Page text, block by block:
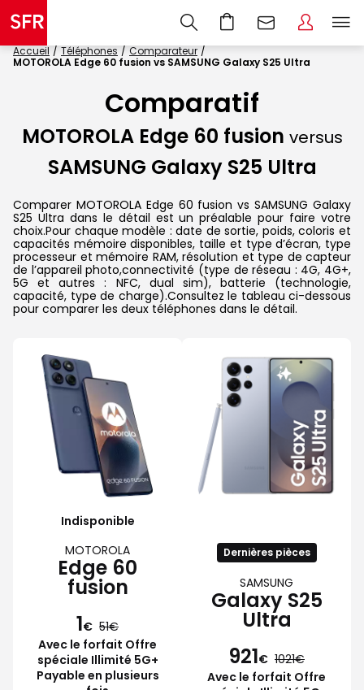
Accueil Téléphones
Comparateur
MOTOROLA Edge 60 fusion vs SAMSUNG Galaxy S25 Ultra
Comparatif
MOTOROLA Edge 60 fusion versus
SAMSUNG Galaxy S25 Ultra
Comparer MOTOROLA Edge 60 fusion vs SAMSUNG Galaxy
S25 Ultra dans le détail est un préalable pour faire votre
choix.Pour chaque modèle : date de sortie, poids, coloris et
capacités mémoire disponibles, taille et type d’écran, type
processeur et mémoire RAM, résolution et type de capteur
de l’appareil photo,connectivité (type de réseau : 4G, 4G+,
5G et autres : NFC, dual sim), batterie (technologie,
capacité, type de charge).Consultez le tableau ci-dessous
pour comparer les deux téléphones dans le détail.
Indisponible
MOTOROLA
Edge 60
fusion
1€ 51
Avec le forfait Offre
spéciale Illimité 5G+
Payable en plusieurs
Dernières pièces
SAMSUNG
Galaxy S25
Ultra
921€ 1021
Avec le forfait Offre